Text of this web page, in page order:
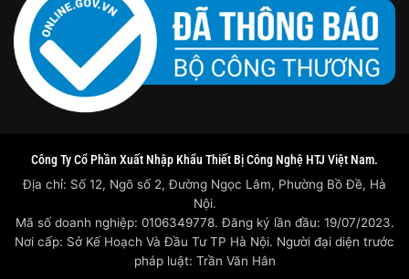
Công Ty Cổ Phần Xuất Nhập Khẩu Thiết Bị Công Nghệ HTJ Việt Nam.
Địa chỉ: Số 12, Ngõ số 2, Đường Ngọc Lâm, Phường Bồ Đề, Hà
Nội.
Mã số doanh nghiệp: 0106349778. Đăng ký lần đầu: 19/07/2023.
Nơi cấp: Sở Kế Hoạch Và Đầu Tư TP Hà Nội. Người đại diện trước
pháp luật: Trần Văn Hân